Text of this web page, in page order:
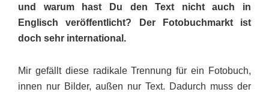
und warum hast Du den Text nicht auch in
Englisch veröffentlicht? Der Fotobuchmarkt ist
doch sehr international.
Mir gefällt diese radikale Trennung für ein Fotobuch,
innen nur Bilder, außen nur Text. Dadurch muss der